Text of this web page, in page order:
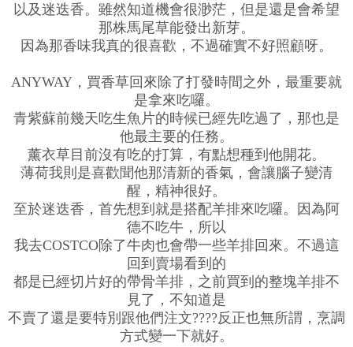
以及迷迭香。雖然知道機會很渺茫，但是還是會希望
那株馬尾草能發出新芽。
因為那香味我真的很喜歡，不過確實不好照顧呀。
ANYWAY，買香草回來除了打發時間之外，最重要就
是拿來吃囉。
青紫蘇前幾天吃生魚片的時候已經先吃過了，那也是
他最主要的任務。
薰衣草目前沒有吃的打算，有點想種到他開花。
薄荷我則是喜歡聞他那清新的香氣，會讓腦子變清
醒，精神很好。
至於迷迭香，首先想到就是搭配羊排來吃囉。因為阿
德不吃牛，所以
我去COSTCO除了牛肉也會帶一些羊排回來。不過這
回到賣場看到的
都是已經切片好的帶骨羊排，之前買到的整塊羊排不
見了，不知道是
不賣了還是要特別跟他們注文????反正也無所謂，烹調
方式變一下就好。